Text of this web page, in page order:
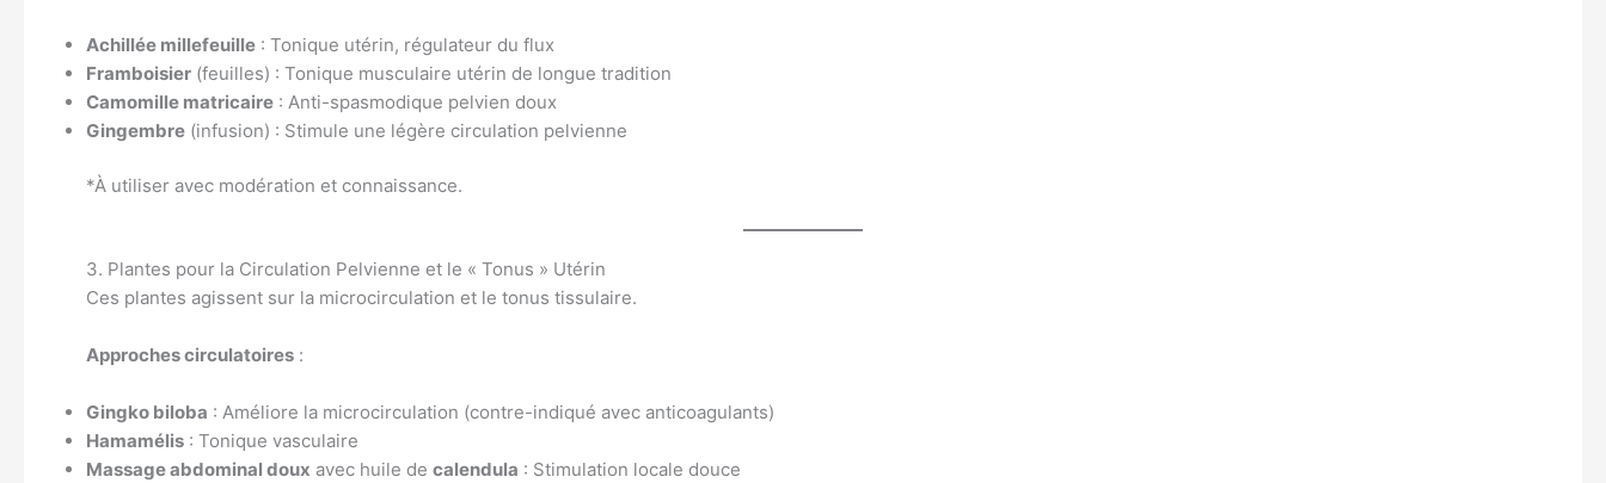
Achillée millefeuille : Tonique utérin, régulateur du flux
Framboisier (feuilles) : Tonique musculaire utérin de longue tradition
Camomille matricaire : Anti-spasmodique pelvien doux
Gingembre (infusion) : Stimule une légère circulation pelvienne
*À utiliser avec modération et connaissance.
3. Plantes pour la Circulation Pelvienne et le « Tonus » Utérin
Ces plantes agissent sur la microcirculation et le tonus tissulaire.
Approches circulatoires :
Gingko biloba : Améliore la microcirculation (contre-indiqué avec anticoagulants)
Hamamélis : Tonique vasculaire
Massage abdominal doux avec huile de calendula : Stimulation locale douce